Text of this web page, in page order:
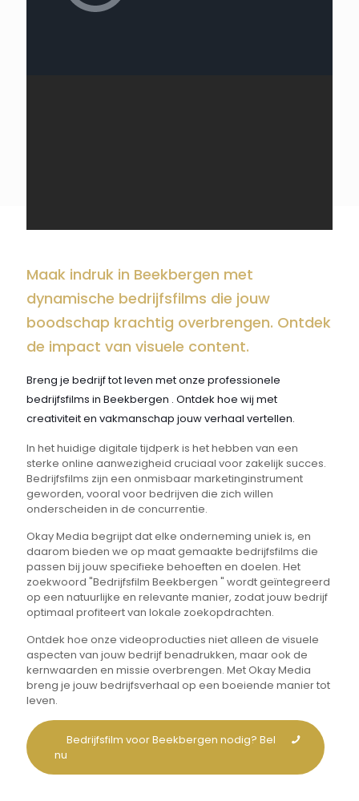
Maak indruk in Beekbergen met
dynamische bedrijfsfilms die jouw
boodschap krachtig overbrengen. Ontdek
de impact van visuele content.
Breng je bedrijf tot leven met onze professionele
bedrijfsfilms in Beekbergen . Ontdek hoe wij met
creativiteit en vakmanschap jouw verhaal vertellen.
In het huidige digitale tijdperk is het hebben van een
sterke online aanwezigheid cruciaal voor zakelijk succes.
Bedrijfsfilms zijn een onmisbaar marketinginstrument
geworden, vooral voor bedrijven die zich willen
onderscheiden in de concurrentie.
Okay Media begrijpt dat elke onderneming uniek is, en
daarom bieden we op maat gemaakte bedrijfsfilms die
passen bij jouw specifieke behoeften en doelen. Het
zoekwoord "Bedrijfsfilm Beekbergen " wordt geïntegreerd
op een natuurlijke en relevante manier, zodat jouw bedrijf
optimaal profiteert van lokale zoekopdrachten.
Ontdek hoe onze videoproducties niet alleen de visuele
aspecten van jouw bedrijf benadrukken, maar ook de
kernwaarden en missie overbrengen. Met Okay Media
breng je jouw bedrijfsverhaal op een boeiende manier tot
leven.
Bedrijfsfilm voor Beekbergen nodig? Bel
nu